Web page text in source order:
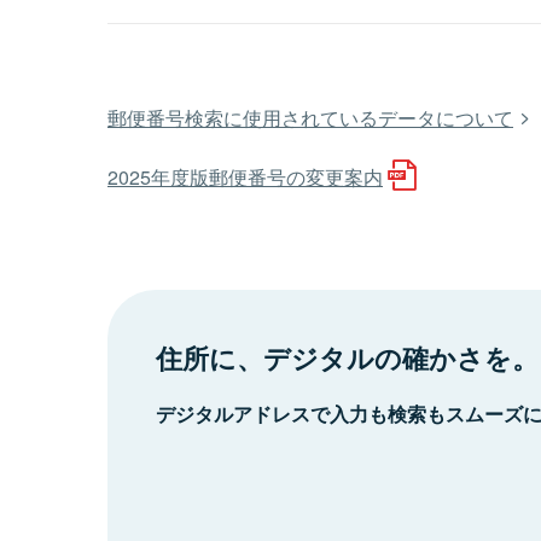
郵便番号検索に使用されているデータについて
2025年度版郵便番号の変更案内
住所に、デジタルの確かさを。
デジタルアドレスで入力も検索もスムーズ